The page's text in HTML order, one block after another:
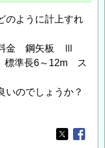
のように計上すれ
料金 鋼矢板 Ⅲ
準長6～12m ス
いのでしょうか？
Opens in